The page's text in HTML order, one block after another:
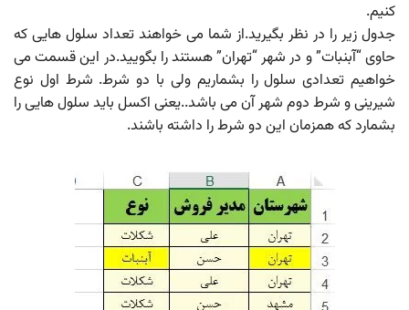
کنیم.
جدول زیر را در نظر بگیرید.از شما می خواهند تعداد سلول هایی که
حاوی “آبنبات” و در شهر “تهران” هستند را بگویید.در این قسمت می
خواهیم تعدادی سلول را بشماریم ولی با دو شرط. شرط اول نوع
شیرینی و شرط دوم شهر آن می باشد..یعنی اکسل باید سلول هایی را
بشمارد که همزمان این دو شرط را داشته باشند.